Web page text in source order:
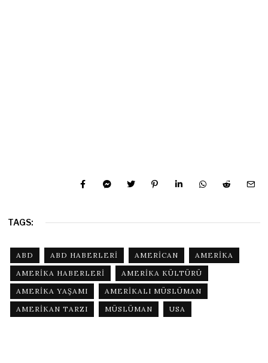
TAGS:
ABD ABD HABERLERI AMERICAN
AMERIKA
AMERIKA HABERLERI
AMERIKA KÜLTÜRÜ
AMERIKA YAŞAMI
AMERIKALI MÜSLÜMAN
AMERIKAN TARZI
MÜSLÜMAN USA